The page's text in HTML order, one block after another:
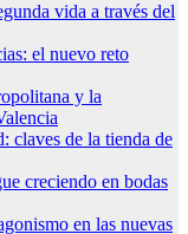
vida a través del
el nuevo reto
y la
claves de la tienda de
creciendo en bodas
en las nuevas